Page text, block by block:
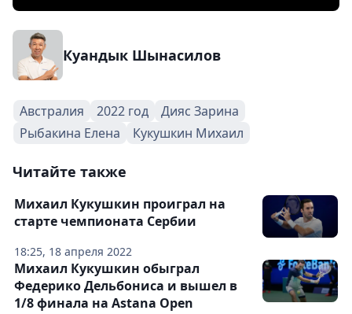
Куандык Шынасилов
Австралия 2022 год
Дияс Зарина
Рыбакина Елена
Кукушкин Михаил
Читайте также
18:25, 18 апреля 2022
Михаил Кукушкин проиграл на
старте чемпионата Сербии
Михаил Кукушкин обыграл
Федерико Дельбониса и вышел в
1/8 финала на Astana Open